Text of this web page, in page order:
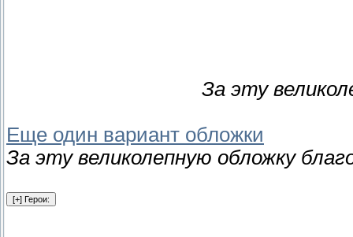
За эту
Еще один вариант обложки
За эту великолепную обложку